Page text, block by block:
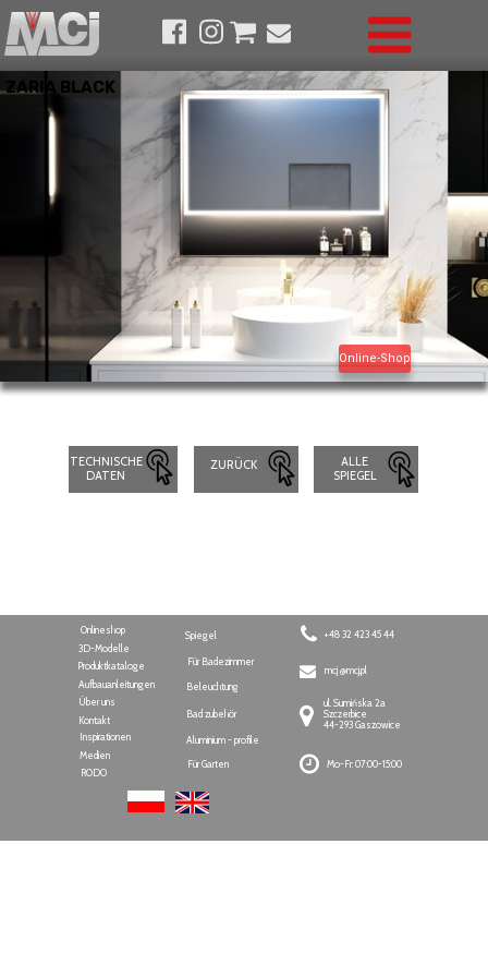
ZARIA BLACK
Online-Shop
TECHNISCHE
DATEN
ZURÜCK
ALLE
SPIEGEL
Inspirationen
Medien
Kontakt
Über uns
mcj @mcj.pl
ul. Sumińska 2a
Szczerbice
44-293 Gaszowice
+48 32 423 45 44
Für Garten
Aluminium - profile
Bad zubehör
Beleuchtung
Für Badezimmer
Spiegel
Onlineshop
RODO
Produktkataloge
Aufbauanleitungen
3D-Modelle
Mo-Fr: 07:00-15:00